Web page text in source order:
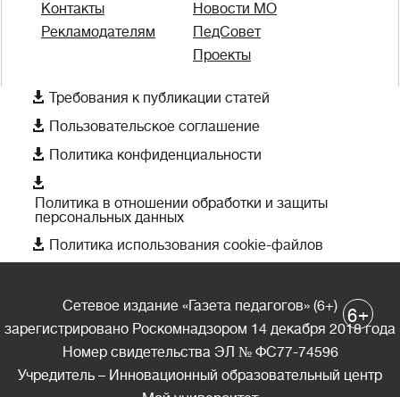
Контакты
Рекламодателям
Новости МО
ПедСовет
Проекты
 Требования к публикации статей
 Пользовательское соглашение
 Политика конфиденциальности

Политика в отношении обработки и защиты
персональных данных
 Политика использования cookie-файлов
Сетевое издание «Газета педагогов» (6+)
зарегистрировано Роскомнадзором 14 декабря 2018 года
Номер свидетельства ЭЛ № ФС77-74596
Учредитель – Инновационный образовательный центр
6+